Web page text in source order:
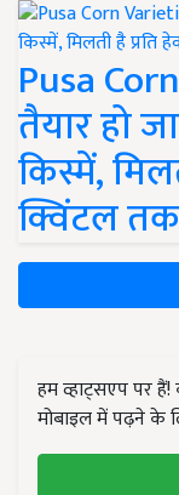
Pusa
तैयार हो
किस्में,
क्विंटल तक
हम व्हाट्सएप पर
मोबाइल में पढ़ने के